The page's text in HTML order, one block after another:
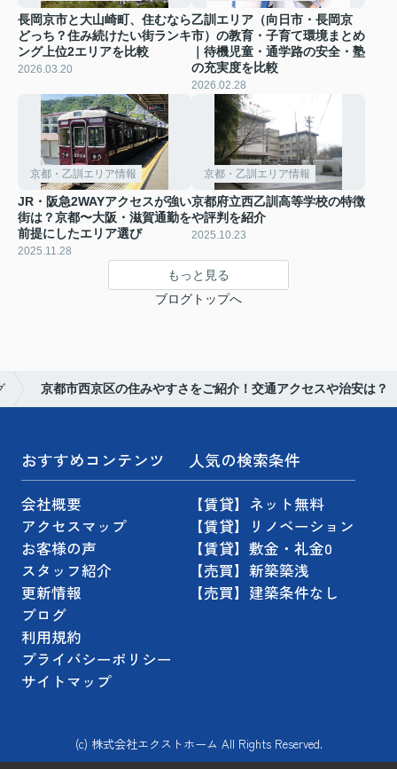
長岡京市と大山崎町、住むなら
どっち？住み続けたい街ランキ
ング上位2エリアを比較
2026.03.20
乙訓エリア（向日市・長岡京
市）の教育・子育て環境まとめ
｜待機児童・通学路の安全・塾
の充実度を比較
2026.02.28
京都・乙訓エリア情報
JR・阪急2WAYアクセスが強い
街は？京都〜大阪・滋賀通勤を
前提にしたエリア選び
2025.11.28
京都・乙訓エリア情報
京都府立西乙訓高等学校の特徴
や評判を紹介
2025.10.23
もっと見る
ブログトップへ
京都市西京区の住みやすさをご紹介！交通アクセスや治安は？
おすすめコンテンツ
会社概要
アクセスマップ
お客様の声
スタッフ紹介
更新情報
ブログ
利用規約
プライバシーポリシー
サイトマップ
人気の検索条件
【賃貸】ネット無料
【賃貸】リノベーション
【賃貸】敷金・礼金0
【売買】新築築浅
【売買】建築条件なし
(c) 株式会社エクストホーム All Rights Reserved.